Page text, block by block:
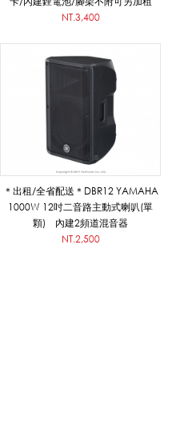
NT.3,400
＊出租/全省配送＊DBR12 YAMAHA
1000W 12吋二音路主動式喇叭(單
顆) 內建2頻道混音器
NT.2,500